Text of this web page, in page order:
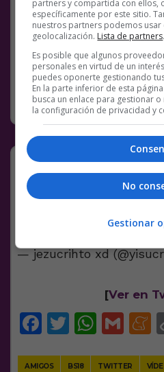
Facebook
Twitter
BS18 MEXICO
SIN CATEGORÍA 17 MAYO, 2020
Yo y mis amigos
la normalidad
mi amigo y yo en
pic.twitter.com/
— jezucrihto xd
[Ver en
Facebook
Twitter
AMIGOS BS18 TWITTER
partners y compartida con ellos,
específicamente por este sitio.
nuestros partners podemos
geolocalización. Lista de partners.
Es posible que algunos
personales en virtud de un
puedes oponerte gestionando
En la parte inferior de esta
busca un enlace para gestionar
la configuración de privacidad y
No
Gestionar